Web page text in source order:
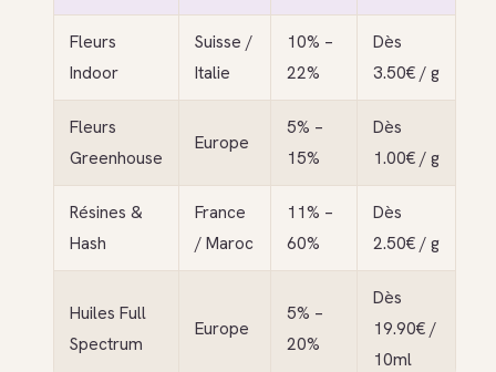
Fleurs
Indoor
Suisse /
Italie
10% –
22%
Dès
3.50€ / g
Fleurs
Greenhouse
Europe
5% –
15%
Dès
1.00€ / g
Résines &
Hash
France
/ Maroc
11% –
60%
Dès
2.50€ / g
Huiles Full
Spectrum
Europe
5% –
20%
Dès
19.90€ /
10ml